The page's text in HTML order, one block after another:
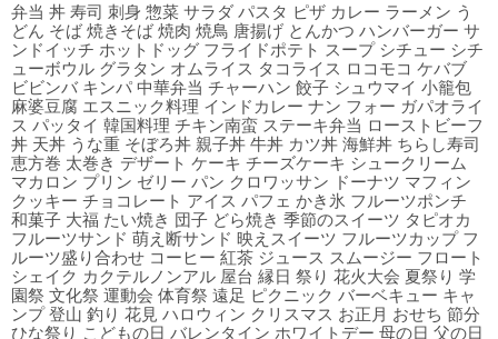
弁当 丼 寿司 刺身 惣菜 サラダ パスタ ピザ カレー ラーメン う
どん そば 焼きそば 焼肉 焼鳥 唐揚げ とんかつ ハンバーガー サ
ンドイッチ ホットドッグ フライドポテト スープ シチュー シチ
ューボウル グラタン オムライス タコライス ロコモコ ケバブ
ビビンバ キンパ 中華弁当 チャーハン 餃子 シュウマイ 小籠包
麻婆豆腐 エスニック料理 インドカレー ナン フォー ガパオライ
ス パッタイ 韓国料理 チキン南蛮 ステーキ弁当 ローストビーフ
丼 天丼 うな重 そぼろ丼 親子丼 牛丼 カツ丼 海鮮丼 ちらし寿司
恵方巻 太巻き デザート ケーキ チーズケーキ シュークリーム
マカロン プリン ゼリー パン クロワッサン ドーナツ マフィン
クッキー チョコレート アイス パフェ かき氷 フルーツポンチ
和菓子 大福 たい焼き 団子 どら焼き 季節のスイーツ タピオカ
フルーツサンド 萌え断サンド 映えスイーツ フルーツカップ フ
ルーツ盛り合わせ コーヒー 紅茶 ジュース スムージー フロート
シェイク カクテルノンアル 屋台 縁日 祭り 花火大会 夏祭り 学
園祭 文化祭 運動会 体育祭 遠足 ピクニック バーベキュー キャ
ンプ 登山 釣り 花見 ハロウィン クリスマス お正月 おせち 節分
ひな祭り こどもの日 バレンタイン ホワイトデー 母の日 父の日